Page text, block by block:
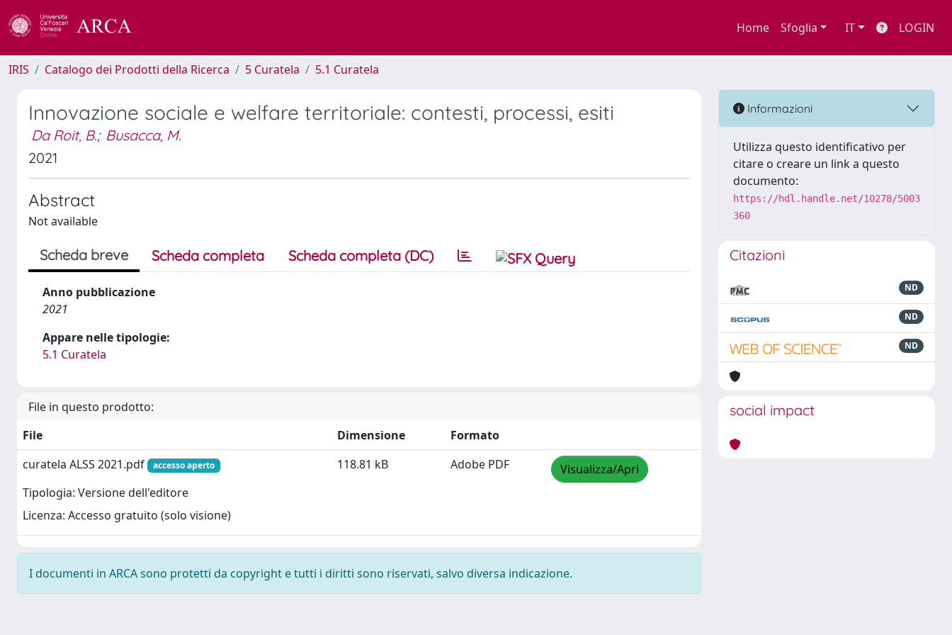
Home Sfoglia IT LOGIN
IRIS Catalogo dei Prodotti della Ricerca 5 Curatela 5.1 Curatela
Innovazione sociale e welfare territoriale: contesti, processi, esiti
Da Roit, B.; Busacca, M.
2021
Abstract
Not available
Scheda breve Scheda completa Scheda completa (DC)
Anno pubblicazione
2021
Appare nelle tipologie:
5.1 Curatela
File in questo prodotto:
File
Dimensione
Formato
curatela ALSS 2021.pdf
accesso aperto
Tipologia: Versione dell'editore
Licenza: Accesso gratuito (solo visione)
118.81 kB Adobe PDF Visualizza/Apri
I documenti in ARCA sono protetti da copyright e tutti i diritti sono riservati, salvo diversa indicazione.
Informazioni
Utilizza questo identificativo per
citare o creare un link a questo
documento:
https://hdl.handle.net/10278/5003
360
Citazioni
ND
ND
ND
social impact